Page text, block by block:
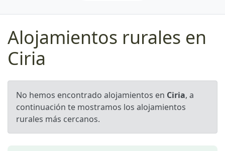
Alojamientos rurales en
Ciria
No hemos encontrado alojamientos en Ciria, a
continuación te mostramos los alojamientos
rurales más cercanos.